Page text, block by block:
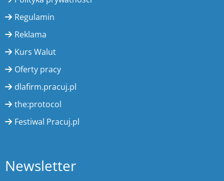
Regulamin
Reklama
Kurs Walut
Oferty pracy
dlafirm.pracuj.pl
the:protocol
Festiwal Pracuj.pl
Newsletter